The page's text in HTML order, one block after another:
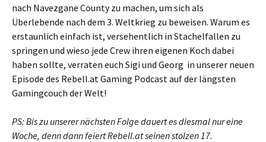
nach Navezgane County zu machen, um sich als
Überlebende nach dem 3. Weltkrieg zu beweisen. Warum es
erstaunlich einfach ist, versehentlich in Stachelfallen zu
springen und wieso jede Crew ihren eigenen Koch dabei
haben sollte, verraten euch Sigi und Georg in unserer neuen
Episode des Rebell.at Gaming Podcast auf der längsten
Gamingcouch der Welt!
PS: Bis zu unserer nächsten Folge dauert es diesmal nur eine
Woche, denn dann feiert Rebell.at seinen stolzen 17.